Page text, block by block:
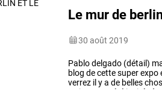
Le mur de
30 août 2019
Pablodelgado (détail)
blog decettesuperexpo
verrez il ya de belles
artistes
été invités à